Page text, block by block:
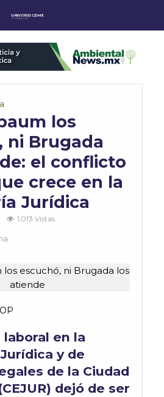
los
ni Brugada
el conflicto
crece en la
Jurídica
1,013 Vistas
laboral en la
y de
de la Ciudad
dejó de ser